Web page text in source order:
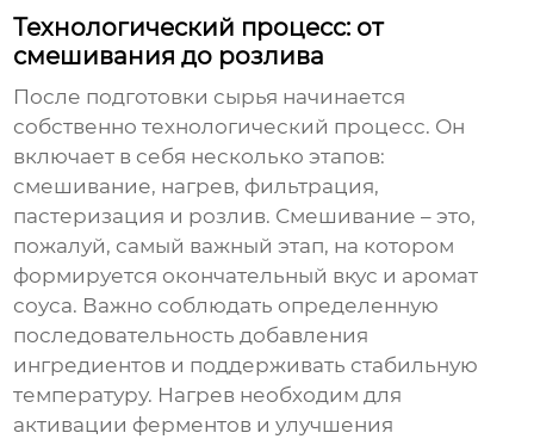
Технологический процесс: от
смешивания до розлива
После подготовки сырья начинается
собственно технологический процесс. Он
включает в себя несколько этапов:
смешивание, нагрев, фильтрация,
пастеризация и розлив. Смешивание – это,
пожалуй, самый важный этап, на котором
формируется окончательный вкус и аромат
соуса. Важно соблюдать определенную
последовательность добавления
ингредиентов и поддерживать стабильную
температуру. Нагрев необходим для
активации ферментов и улучшения